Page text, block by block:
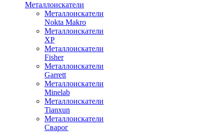
Металлоискатели
Металлоискатели
Nokta Makro
Металлоискатели
XP
Металлоискатели
Fisher
Металлоискатели
Garrett
Металлоискатели
Minelab
Металлоискатели
Tianxun
Металлоискатели
Сварог